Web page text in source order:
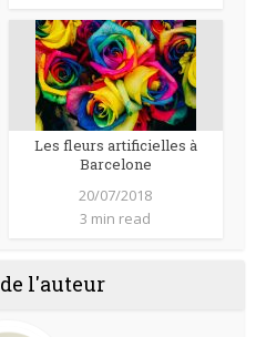
Les fleurs artificielles à
Barcelone
20/07/2018
3 min read
l'auteur